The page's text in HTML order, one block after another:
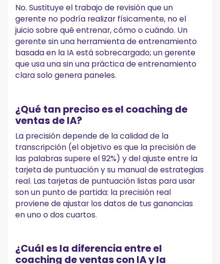
No. Sustituye el trabajo de revisión que un
gerente no podría realizar físicamente, no el
juicio sobre qué entrenar, cómo o cuándo. Un
gerente sin una herramienta de entrenamiento
basada en la IA está sobrecargado; un gerente
que usa una sin una práctica de entrenamiento
clara solo genera paneles.
¿Qué tan preciso es el coaching de
ventas de IA?
La precisión depende de la calidad de la
transcripción (el objetivo es que la precisión de
las palabras supere el 92%) y del ajuste entre la
tarjeta de puntuación y su manual de estrategias
real. Las tarjetas de puntuación listas para usar
son un punto de partida: la precisión real
proviene de ajustar los datos de tus ganancias
en uno o dos cuartos.
¿Cuál es la diferencia entre el
coaching de ventas con IA y la